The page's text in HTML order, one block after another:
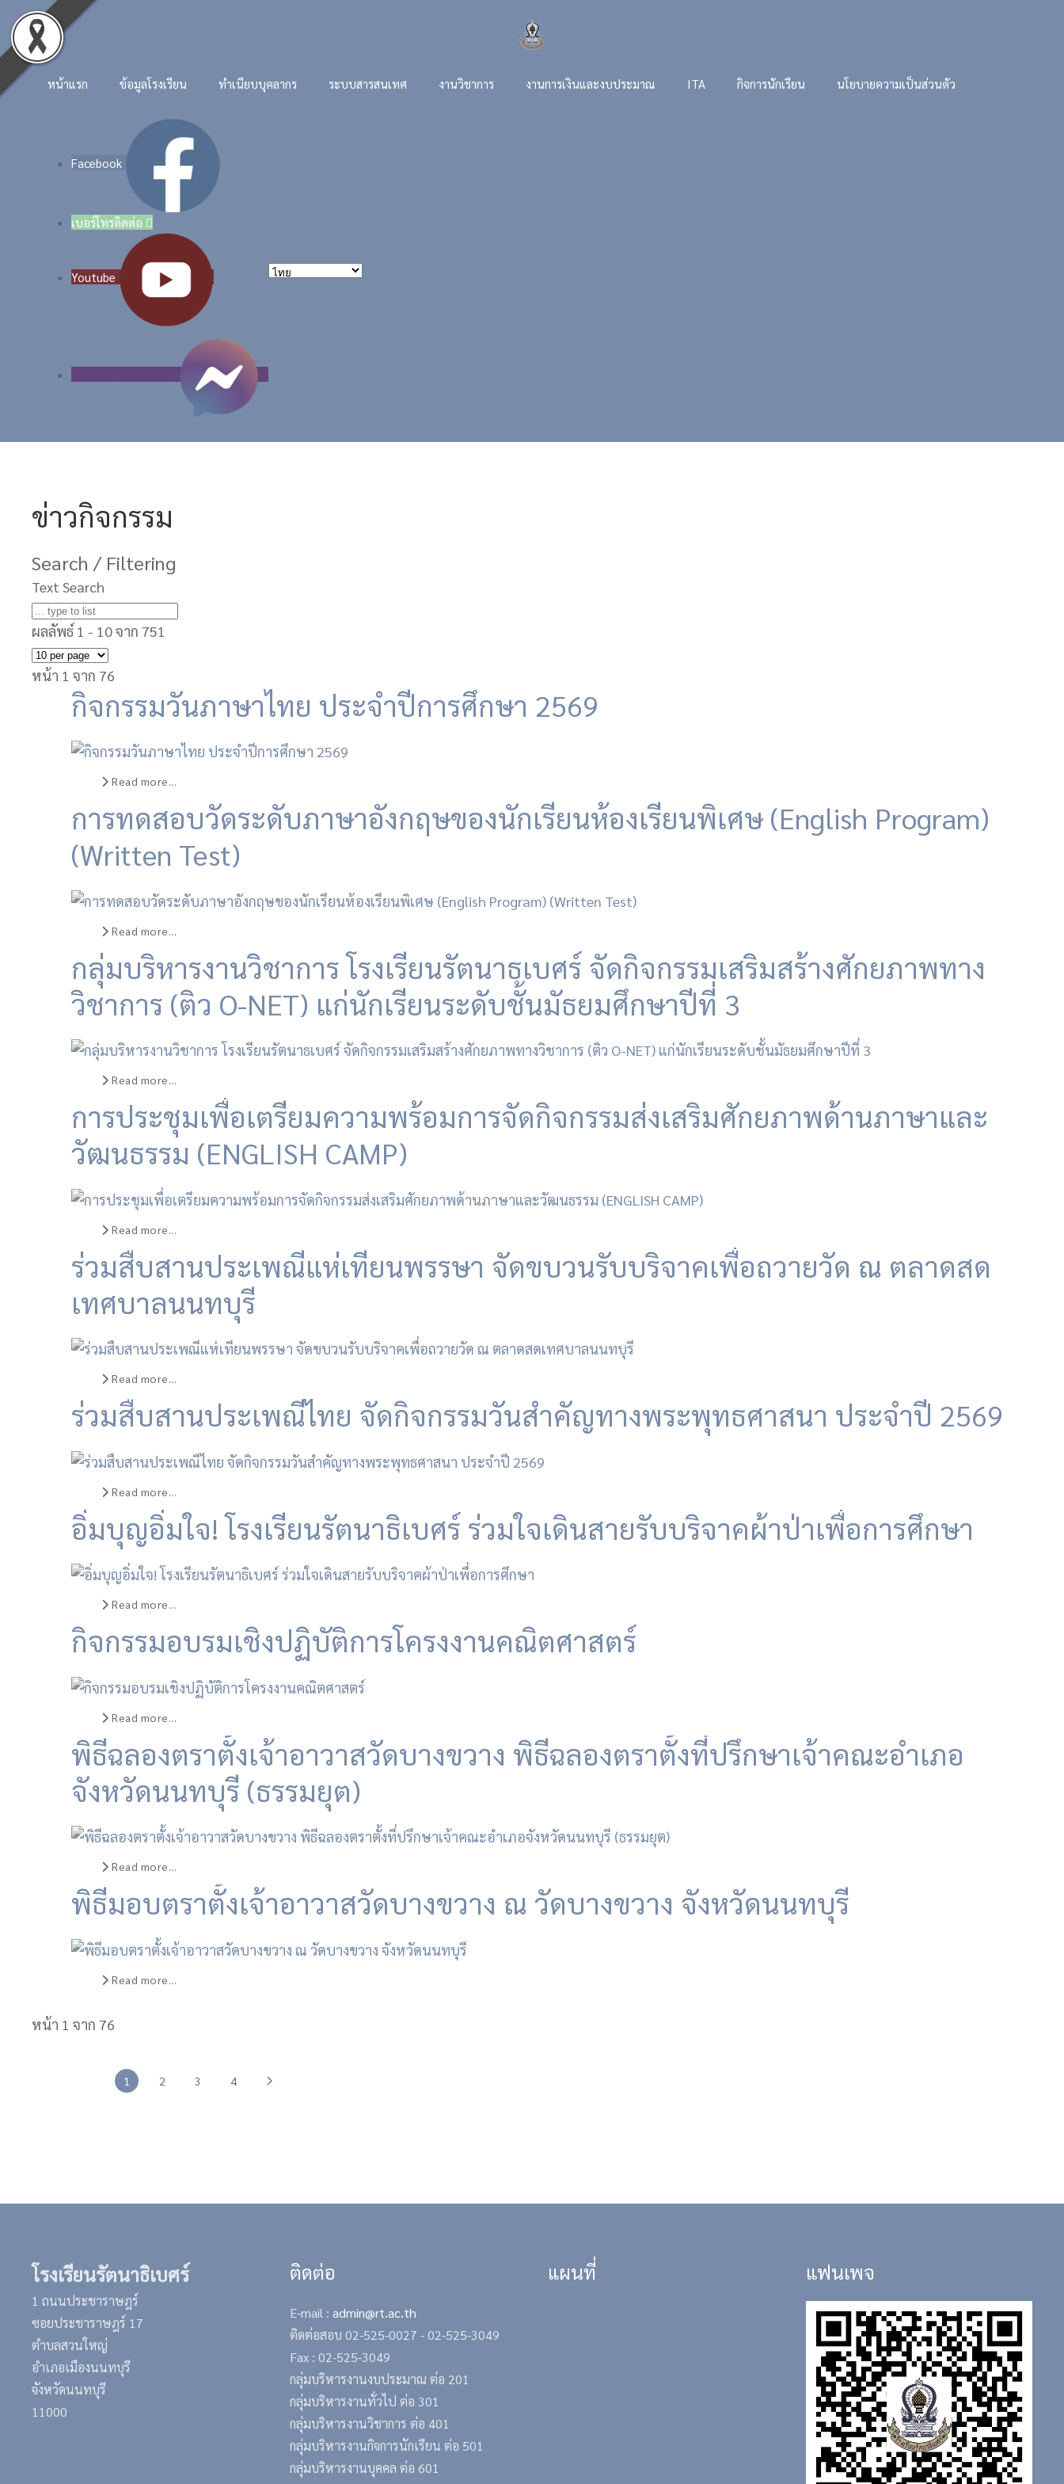
Skip to main content
หน้าแรก ข้อมูลโรงเรียน ทำเนียบบุคลากร ระบบสารสนเทศ งานวิชาการ งานการเงินและงบประมาณ ITA กิจการนักเรียน นโยบายความเป็นส่วนตัว
Facebook
เบอร์โทรติดต่อ 
Youtube
ข่าวกิจกรรม
Search / Filtering
Text Search
ผลลัพธ์ 1 - 10 จาก 751
หน้า 1 จาก 76
กิจกรรมวันภาษาไทย ประจำปีการศึกษา 2569
Read more...
การทดสอบวัดระดับภาษาอังกฤษของนักเรียนห้องเรียนพิเศษ (English Program)
(Written Test)
Read more...
กลุ่มบริหารงานวิชาการ โรงเรียนรัตนาธเบศร์ จัดกิจกรรมเสริมสร้างศักยภาพทาง
วิชาการ (ติว O-NET) แก่นักเรียนระดับชั้นมัธยมศึกษาปีที่ 3
Read more...
การประชุมเพื่อเตรียมความพร้อมการจัดกิจกรรมส่งเสริมศักยภาพด้านภาษาและ
วัฒนธรรม (ENGLISH CAMP)
Read more...
ร่วมสืบสานประเพณีแห่เทียนพรรษา จัดขบวนรับบริจาคเพื่อถวายวัด ณ ตลาดสด
เทศบาลนนทบุรี
Read more...
ร่วมสืบสานประเพณีไทย จัดกิจกรรมวันสำคัญทางพระพุทธศาสนา ประจำปี 2569
Read more...
อิ่มบุญอิ่มใจ! โรงเรียนรัตนาธิเบศร์ ร่วมใจเดินสายรับบริจาคผ้าป่าเพื่อการศึกษา
Read more...
กิจกรรมอบรมเชิงปฏิบัติการโครงงานคณิตศาสตร์
Read more...
พิธีฉลองตราตั้งเจ้าอาวาสวัดบางขวาง พิธีฉลองตราตั้งที่ปรึกษาเจ้าคณะอำเภอ
จังหวัดนนทบุรี (ธรรมยุต)
Read more...
พิธีมอบตราตั้งเจ้าอาวาสวัดบางขวาง ณ วัดบางขวาง จังหวัดนนทบุรี
Read more...
หน้า 1 จาก 76
1 2 3 4
โรงเรียนรัตนาธิเบศร์
1 ถนนประชาราษฎร์
ซอยประชาราษฎร์ 17
ตำบลสวนใหญ่
อำเภอเมืองนนทบุรี
จังหวัดนนทบุรี
11000
ติดต่อ
E-mail : admin@rt.ac.th
ติดต่อสอบ 02-525-0027 -02-525-3049
Fax : 02-525-3049
กลุ่มบริหารงานงบประมาณ ต่อ 201
กลุ่มบริหารงานทั่วไป ต่อ 301
กลุ่มบริหารงานวิชาการ ต่อ 401
กลุ่มบริหารงานกิจการนักเรียน ต่อ 501
กลุ่มบริหารงานบุคคล ต่อ 601
แผนที่ แฟนเพจ